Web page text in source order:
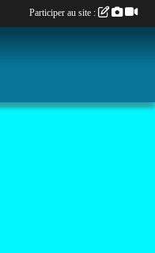
Participer au site :